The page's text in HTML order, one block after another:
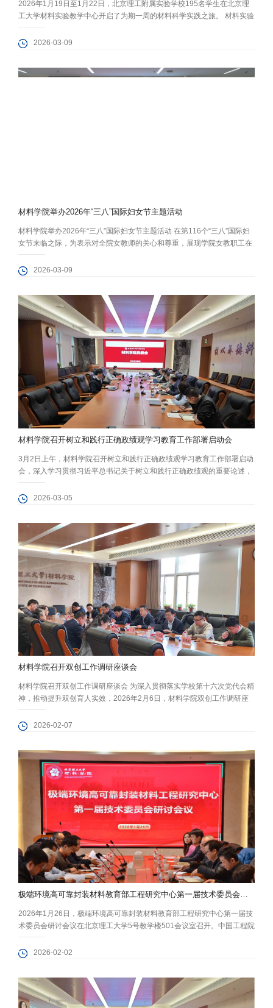
2026年1月19日至1月22日，北京理工附属实验学校195名学生在北京理
工大学材料实验教学中心开启了为期一周的材料科学实践之旅。 材料实验
教学中心副主任李红老师带领中心5名教师为此次活动精心设计了五个特
色实验教学项目：《液晶显示屏拆装与光谱检测》让同学们探索光学奥
芯...
2026-03-09
材料学院举办2026年“三八”国际妇女节主题活动
材料学院举办2026年“三八”国际妇女节主题活动 在第116个“三八”国际妇
女节来临之际，为表示对全院女教师的关心和尊重，展现学院女教职工在
服务教育强国战略和学校“双一流”建设、投身教书育人与科技创新征程中
的巾帼风采，材料学院于3月6日上午举办“材绽芳华，智启新程”主题活
2026-03-09
材料学院召开树立和践行正确政绩观学习教育工作部署启动会
3月2日上午，材料学院召开树立和践行正确政绩观学习教育工作部署启动
会，深入学习贯彻习近平总书记关于树立和践行正确政绩观的重要论述，
认真落实学校党委相关工作部署。学院党委委员、院领导班子成员参会，
学院党委书记程兴旺主持。 会议首先传达了学校党的建设和全面从严治党
深刻把握主题...
2026-03-05
材料学院召开双创工作调研座谈会
材料学院召开双创工作调研座谈会 为深入贯彻落实学校第十六次党代会精
神，推动提升双创育人实效，2026年2月6日，材料学院双创工作调研座
谈会在5号教学楼501会议室召开。校党委副书记杨帆，学生创新创业实践
中心主任王博，校团委副书记甘振坤及双创协同组相关负责人出席会议，
赛...
2026-02-07
极端环境高可靠封装材料教育部工程研究中心第一届技术委员会研讨会议顺利召开
2026年1月26日，极端环境高可靠封装材料教育部工程研究中心第一届技
术委员会研讨会议在北京理工大学5号教学楼501会议室召开。中国工程院
院士才鸿年，北京大学、清华大学、中国科学院微电子所、半导体所、航
天五院、九院、中国电科13所、14所、26所、华天科技、云南锡业、中
红...
2026-02-02